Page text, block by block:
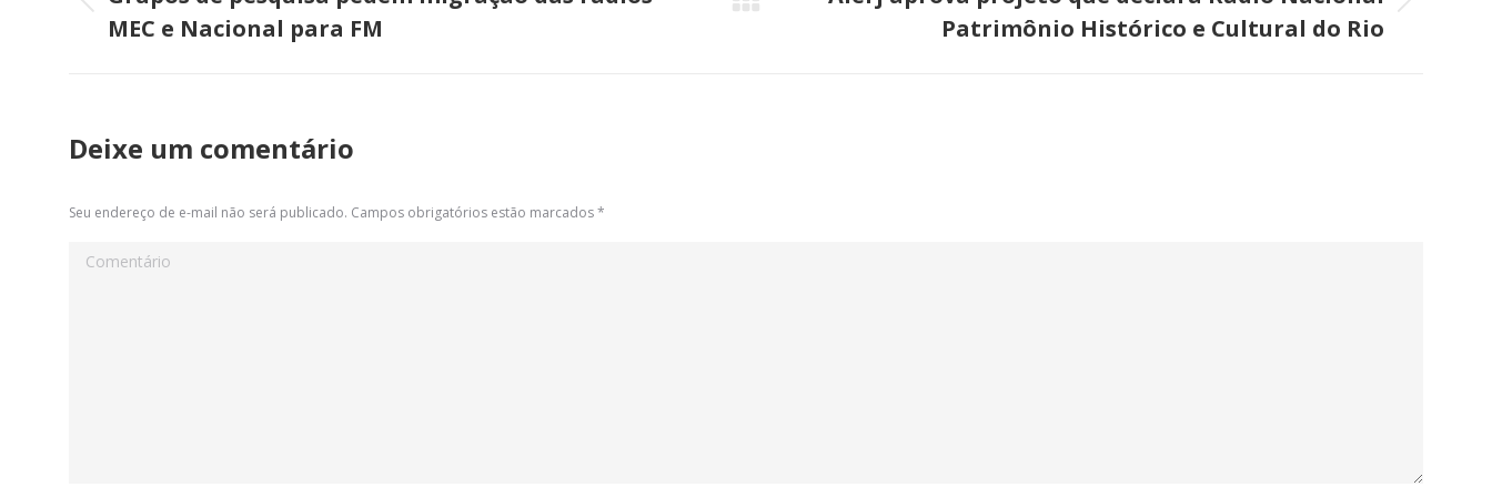
post:
anterior:
MEC e Nacional para FM
Patrimônio Histórico e Cultural do Rio
Deixe um comentário
Seu endereço de e-mail não será publicado. Campos obrigatórios estão marcados*
Comentário